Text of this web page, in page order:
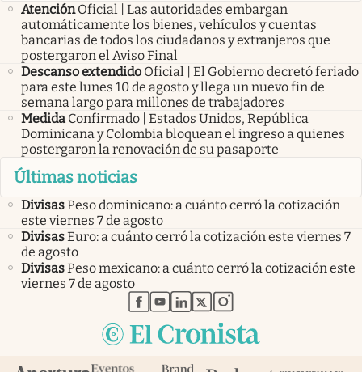
Atención Oficial | Las autoridades embargan
automáticamente los bienes, vehículos y cuentas
bancarias de todos los ciudadanos y extranjeros que
postergaron el Aviso Final
Descanso extendido Oficial | El Gobierno decretó feriado
para este lunes 10 de agosto y llega un nuevo fin de
semana largo para millones de trabajadores
Medida Confirmado | Estados Unidos, República
Dominicana y Colombia bloquean el ingreso a quienes
postergaron la renovación de su pasaporte
Últimas noticias
DivisasPeso dominicano: a cuánto cerró la cotización
este viernes 7 de agosto
DivisasEuro: a cuánto cerró la cotización este viernes 7
de agosto
DivisasPeso mexicano: a cuánto cerró la cotización este
viernes 7 de agosto
abre en nueva pestaña
abre en nueva pestaña
abre en nueva pestaña
abre en nueva pestaña
abre en nueva pestaña